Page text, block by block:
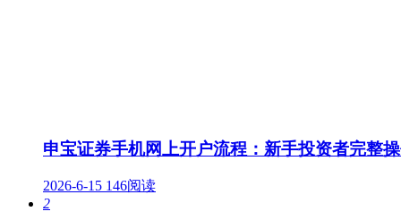
申宝证券手机网上开户流程：新手投资者完整
2026-6-15 146阅读
2